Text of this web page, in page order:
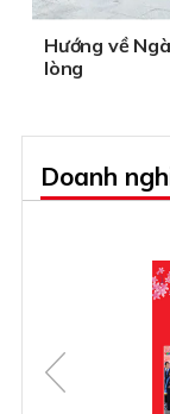
Hướng về
lòng
Doanh